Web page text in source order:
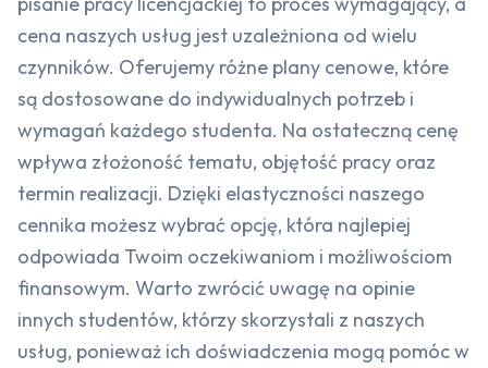
cena naszych usług jest uzależniona od wielu
czynników. Oferujemy różne plany cenowe, które
są dostosowane do indywidualnych potrzeb i
wymagań każdego studenta. Na ostateczną cenę
wpływa złożoność tematu, objętość pracy oraz
termin realizacji. Dzięki elastyczności naszego
cennika możesz wybrać opcję, która najlepiej
odpowiada Twoim oczekiwaniom i możliwościom
finansowym. Warto zwrócić uwagę na opinie
innych studentów, którzy skorzystali z naszych
usług, ponieważ ich doświadczenia mogą pomóc w